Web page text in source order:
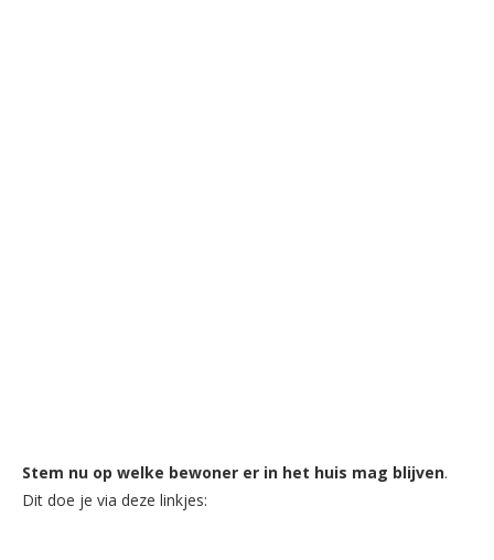
Stem nu op welke bewoner er in het huis mag blijven.
Dit doe je via deze linkjes: